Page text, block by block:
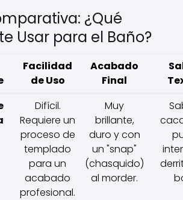
¿Qué
Usar para el Baño?
Facilidad
de Uso
Acabado
Final
Difícil.
Requiere un
proceso de
templado
para un
acabado
profesional.
Muy
brillante,
duro y con
un "snap"
(chasquido)
al morder.